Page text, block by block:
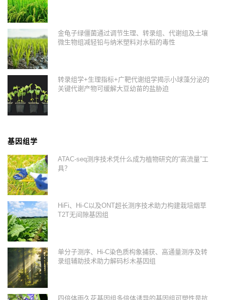
金龟子绿僵菌通过调节生理、转录组、代谢组及土壤
微生物组减轻铅与纳米塑料对水稻的毒性
转录组学+生理指标+广靶代谢组学揭示小球藻分泌的
关键代谢产物可缓解大豆幼苗的盐胁迫
基因组学
ATAC-seq测序技术凭什么成为植物研究的“高流量”工
具？
HiFi、Hi-C以及ONT超长测序技术助力构建栽培烟草
T2T无间隙基因组
单分子测序、Hi-C染色质构象捕获、高通量测序及转
录组辅助技术助力解码杉木基因组
四倍体雨久花基因组多倍体诱导的基因组可塑性是抗